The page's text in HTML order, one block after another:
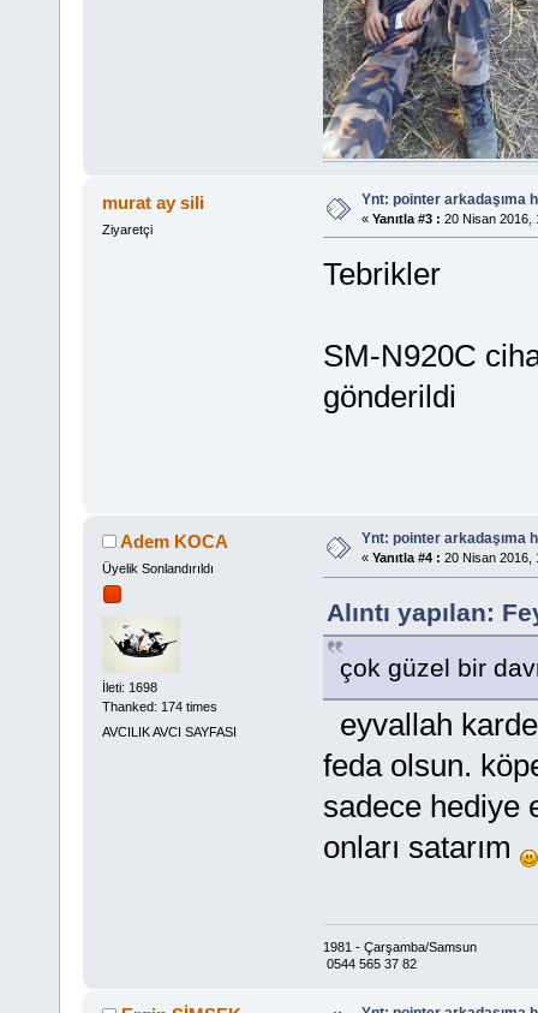
murat ay sili
Ziyaretçi
Ynt: pointer arkadaşıma
« Yanıtla #3 : 20 Nisan 2016,
Tebrikler
SM-N920C
gönderildi
Adem KOCA
Üyelik Sonlandırıldı
İleti: 1698
Thanked: 174 times
AVCILIK AVCI SAYFASI
Ynt: pointer arkadaşıma
« Yanıtla #4 : 20 Nisan 2016,
Alıntı yapılan:
çok güzel bir
eyvallah
feda olsun.
sadece hediye
onları satarım
1981 - Çarşamba/Samsun
0544 565 37 82